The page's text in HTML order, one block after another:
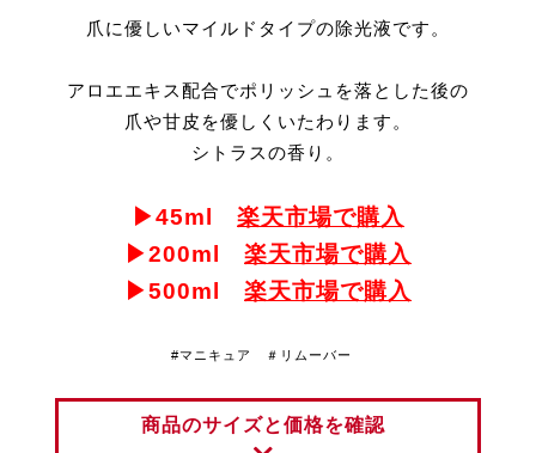
爪に優しいマイルドタイプの除光液です。
アロエエキス配合でポリッシュを落とした後の
爪や甘皮を優しくいたわります。
シトラスの香り。
▶45ml 楽天市場で購入
▶200ml 楽天市場で購入
▶500ml 楽天市場で購入
#マニキュア ＃リムーバー
商品のサイズと価格を確認